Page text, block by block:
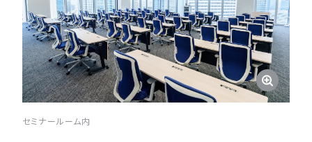
セミナールーム内